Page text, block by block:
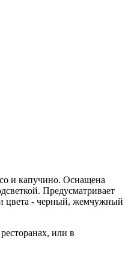
и капучино. Оснащена
Предусматривает
цвета - черный, жемчужный
или в